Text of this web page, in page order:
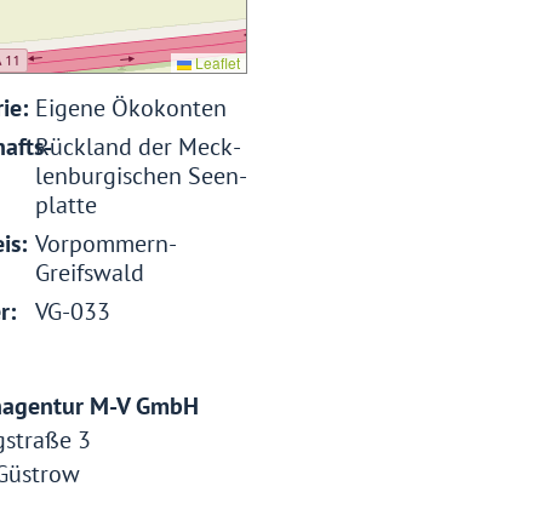
Leaflet
Eigene Ökokonten
Rückland der Meck­
len­bur­gischen Seen­
platte
Vorpommern-
Greifswald
VG-033
M-V GmbH
3